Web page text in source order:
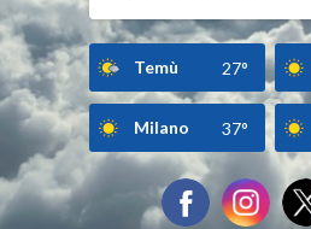
Temù 27°
Milano 37°